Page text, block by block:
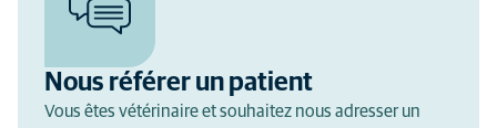
Nous référer un patient
Vous êtes vétérinaire et souhaitez nous adresser un